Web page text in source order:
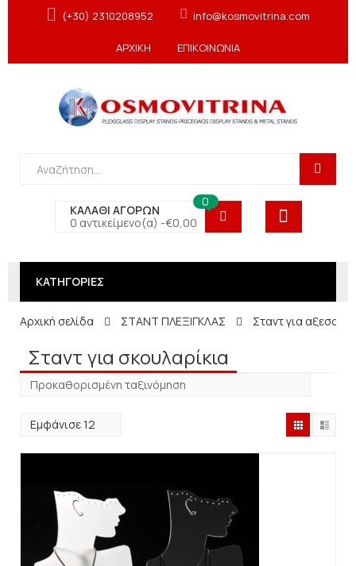
(+30) 2310208952 info@kosmovitrina.com
ΑΡΧΙΚΗ ΕΠΙΚΟΙΝΩΝΙΑ
ΚΑΛΑΘΙ ΑΓΟΡΩΝ
0 αντικείμενο(α) -€0,00
0
ΚΑΤΗΓΟΡΙΕΣ
Αρχική σελίδα ΣΤΑΝΤ ΠΛΕΞΙΓΚΛΑΣ Σταντ για
Σταντ για σκουλαρίκια